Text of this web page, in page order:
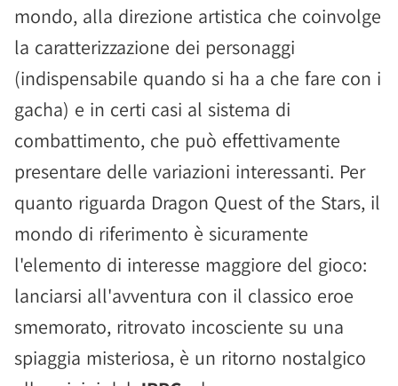
mondo, alla direzione artistica che coinvolge
la caratterizzazione dei personaggi
(indispensabile quando si ha a che fare con i
gacha) e in certi casi al sistema di
combattimento, che può effettivamente
presentare delle variazioni interessanti. Per
quanto riguarda Dragon Quest of the Stars, il
mondo di riferimento è sicuramente
l'elemento di interesse maggiore del gioco:
lanciarsi all'avventura con il classico eroe
smemorato, ritrovato incosciente su una
spiaggia misteriosa, è un ritorno nostalgico